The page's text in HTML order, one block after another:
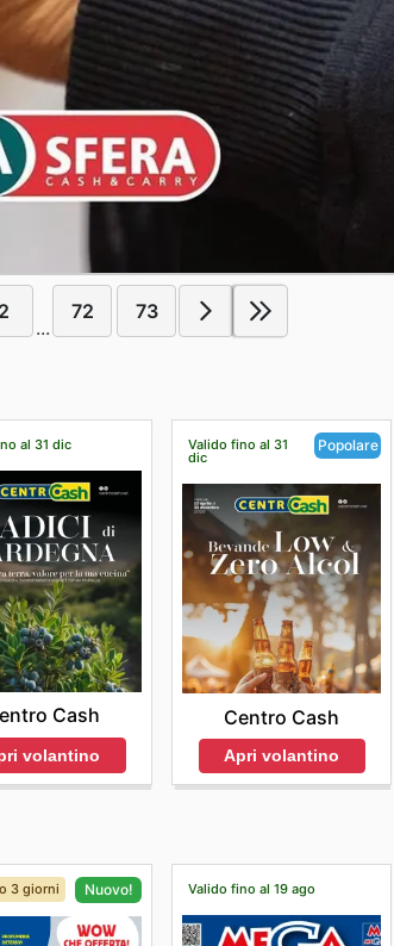
2
...
72 73
al 31 dic
Cash
volantino
Valido fino al 31
dic
Popolare
Centro Cash
Apri volantino
3 giorni Nuovo! Valido fino al 19 ago